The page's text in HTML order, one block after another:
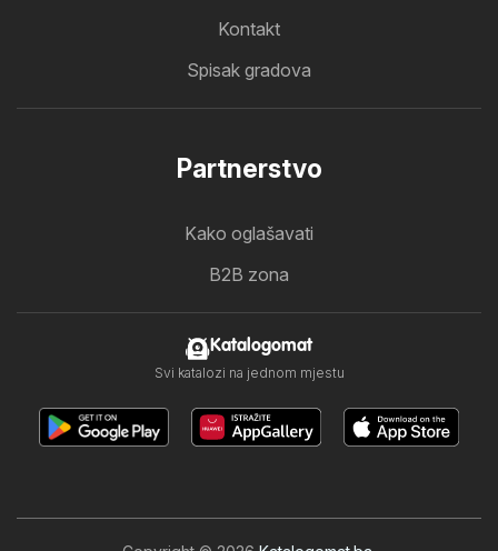
Kontakt
Spisak gradova
Partnerstvo
Kako oglašavati
B2B zona
Katalogomat
Svi katalozi na jednom mjestu